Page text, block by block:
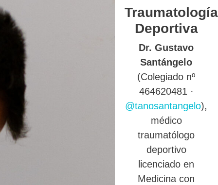
Traumatología
Deportiva
Dr. Gustavo
Santángelo
(Colegiado nº
464620481 ·
@tanosantangelo),
médico
traumatólogo
deportivo
licenciado en
Medicina con